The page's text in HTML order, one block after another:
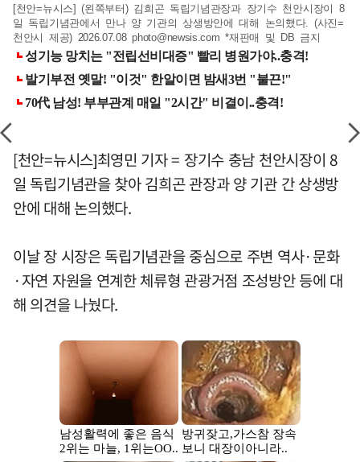
[천안=뉴시스] (왼쪽부터) 김희곤 독립기념관장과 장기수 천안시장이 8
일 독립기념관에서 만나 양 기관의 상생방안에 대해 논의했다. (사진=
천안시 제공) 2026.07.08photo@newsis.com *재판매 및 DB 금지
[천안=뉴시스]최영민 기자 = 장기수 충남 천안시장이 8
일 독립기념관을 찾아 김희곤 관장과 양 기관 간 상생방
안에 대해 논의했다.
이날 장 시장은 독립기념관을 중심으로 주변 역사·문화
·자연 자원을 연계한 체류형 관광거점 조성방안 등에 대
해 의견을 나눴다.